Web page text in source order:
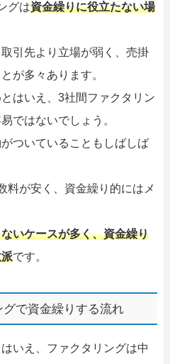
グは資金繰りに役立たない場
引先より立場が弱く、売掛
が多々あります。
はいえ、3社間ファクタリン
ではないでしょう。
ついていることもしばしば
料が安く、資金繰り的にはメ
いケースが多く、資金繰り
です。
で資金繰りする流れ
いえ、ファクタリングは中